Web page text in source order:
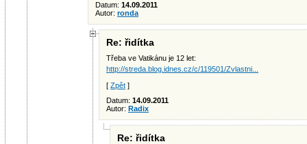
Datum: 14.09.2011
Autor: ronda
Re: řidítka
Třeba ve Vatikánu je 12 let:
http://streda.blog.idnes.cz/c/119501/Zvlastni...
[ Zpět ]
Datum: 14.09.2011
Autor: Radix
Re: řidítka